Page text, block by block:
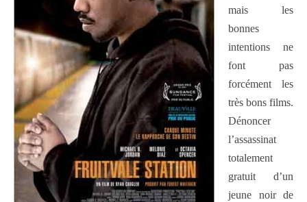
mais les
bonnes
intentions ne
font pas
forcément les
très bons films.
Dénoncer
l’assassinat
totalement
gratuit d’un
jeune noir de